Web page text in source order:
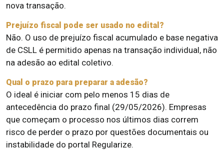
nova transação.
Prejuízo fiscal pode ser usado no edital?
Não. O uso de prejuízo fiscal acumulado e base negativa
de CSLL é permitido apenas na transação individual, não
na adesão ao edital coletivo.
Qual o prazo para preparar a adesão?
O ideal é iniciar com pelo menos 15 dias de
antecedência do prazo final (29/05/2026). Empresas
que começam o processo nos últimos dias correm
risco de perder o prazo por questões documentais ou
instabilidade do portal Regularize.